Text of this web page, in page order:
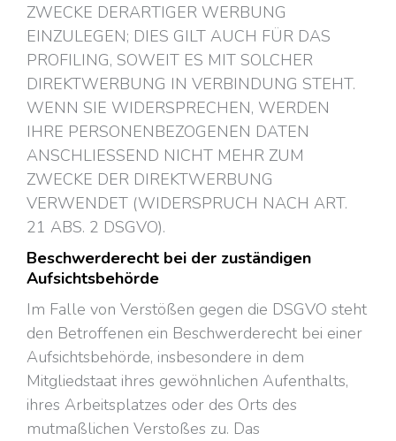
ZWECKE DERARTIGER WERBUNG
EINZULEGEN; DIES GILT AUCH FÜR DAS
PROFILING, SOWEIT ES MIT SOLCHER
DIREKTWERBUNG IN VERBINDUNG STEHT.
WENN SIE WIDERSPRECHEN, WERDEN
IHRE PERSONENBEZOGENEN DATEN
ANSCHLIESSEND NICHT MEHR ZUM
ZWECKE DER DIREKTWERBUNG
VERWENDET (WIDERSPRUCH NACH ART.
21 ABS. 2 DSGVO).
Beschwerderecht bei der zuständigen
Aufsichtsbehörde
Im Falle von Verstößen gegen die DSGVO steht
den Betroffenen ein Beschwerderecht bei einer
Aufsichtsbehörde, insbesondere in dem
Mitgliedstaat ihres gewöhnlichen Aufenthalts,
ihres Arbeitsplatzes oder des Orts des
mutmaßlichen Verstoßes zu. Das